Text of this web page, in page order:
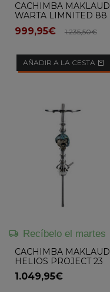
CACHIMBA MAKLAUD
WARTA LIMNITED 88
PCS
999,95€ 1.235,50€
AÑADIR A LA CESTA
Recíbelo el martes
CACHIMBA MAKLAUD
HELIOS PROJECT 23
1.049,95€